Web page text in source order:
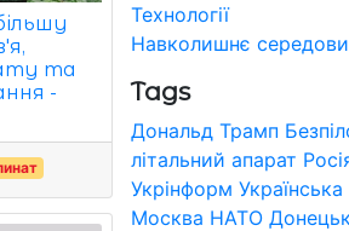
та
-
Технології
Навколишнє
Tags
Дональд Трамп
літальний апарат
Укрінформ
Москва НАТО